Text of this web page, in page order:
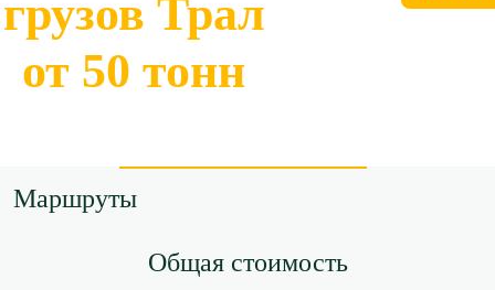
грузов Трал
от 50 тонн
Маршруты
Общая стоимость